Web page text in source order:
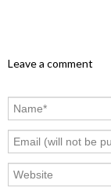
Leave a comment